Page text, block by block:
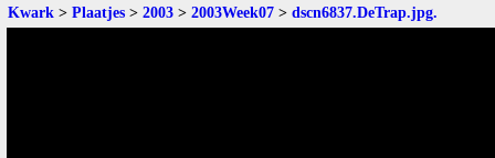
Kwark > Plaatjes > 2003 > 2003Week07 > dscn6837.DeTrap.jpg.